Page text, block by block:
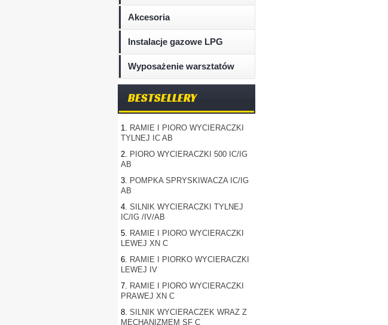
Akcesoria
Instalacje gazowe LPG
Wyposażenie warsztatów
BESTSELLERY
1. RAMIE I PIORO WYCIERACZKI
TYLNEJ IC AB
2. PIORO WYCIERACZKI 500 IC/IG
AB
3. POMPKA SPRYSKIWACZA IC/IG
AB
4. SILNIK WYCIERACZKI TYLNEJ
IC/IG /IV/AB
5. RAMIE I PIORO WYCIERACZKI
LEWEJ XN C
6. RAMIE I PIORKO WYCIERACZKI
LEWEJ IV
7. RAMIE I PIORO WYCIERACZKI
PRAWEJ XN C
8. SILNIK WYCIERACZEK WRAZ Z
MECHANIZMEM SF C